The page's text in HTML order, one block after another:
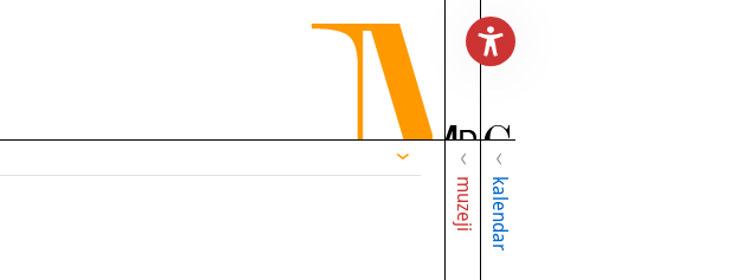
muzeji kalendar